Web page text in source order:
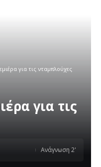
για τις νταμπλούχες
για τις
Ανάγνωση 2'